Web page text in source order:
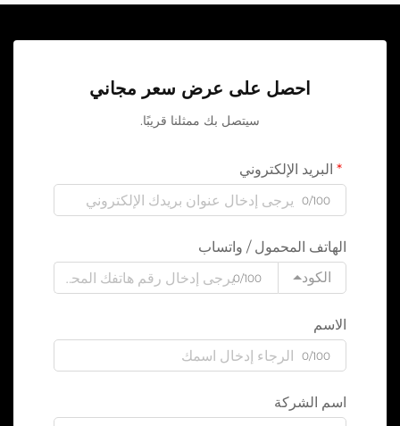
احصل على عرض سعر مجاني
سيتصل بك ممثلنا قريبًا.
البريد الإلكتروني
0/100
الهاتف المحمول / واتساب
الكود
0/100
الاسم
0/100
اسم الشركة